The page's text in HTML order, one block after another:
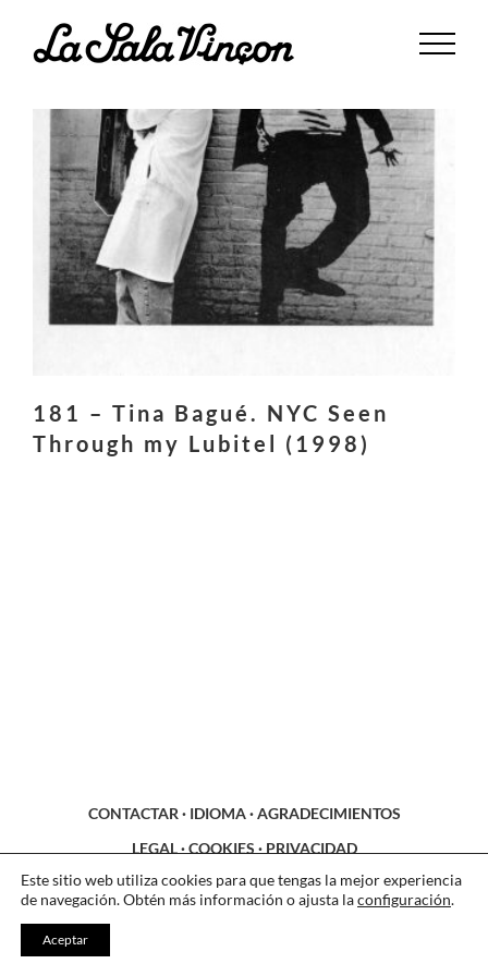
181 – Tina Bagué. NYC Seen
Through my Lubitel (1998)
CONTACTAR · IDIOMA·AGRADECIMIENTOS
LEGAL·COOKIES · PRIVACIDAD
Este sitio web utiliza cookies para que tengas la mejor experiencia
de navegación. Obtén más información o ajusta laconfiguración.
Aceptar